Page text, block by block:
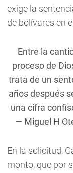
exige la
de bolívares en
Entre la
proceso de
trata de un
años después
una cifra
— Miguel H
En la solicitud,
monto, que por